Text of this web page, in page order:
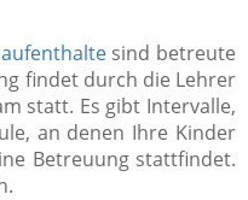
sind betreute
findet durch die Lehrer
statt. Es gibt Intervalle,
an denen Ihre Kinder
Betreuung stattfindet.